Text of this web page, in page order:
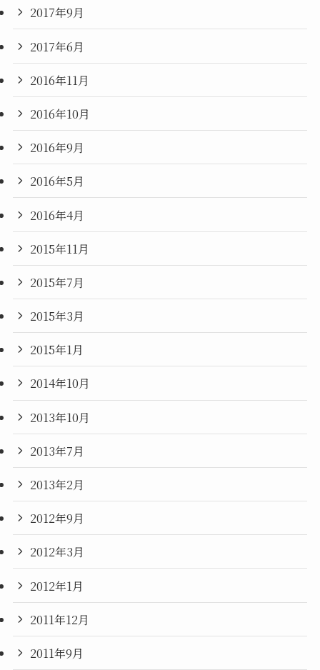
2017年9月
2017年6月
2016年11月
2016年10月
2016年9月
2016年5月
2016年4月
2015年11月
2015年7月
2015年3月
2015年1月
2014年10月
2013年10月
2013年7月
2013年2月
2012年9月
2012年3月
2012年1月
2011年12月
2011年9月